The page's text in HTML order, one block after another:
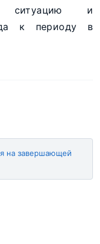
ситуацию и
к периоду в
на завершающей